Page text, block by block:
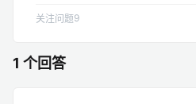
关注问题9
1 个回答